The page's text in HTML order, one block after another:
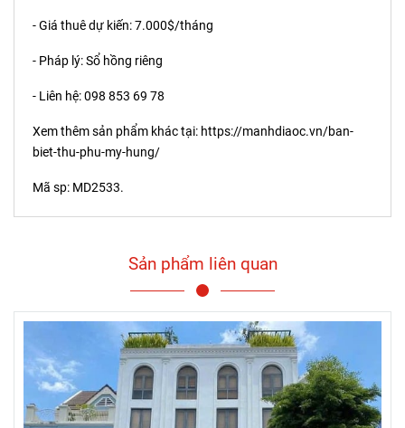
- Giá thuê dự kiến: 7.000$/tháng
- Pháp lý: Sổ hồng riêng
- Liên hệ: 098 853 69 78
Xem thêm sản phẩm khác tại: https://manhdiaoc.vn/ban-
biet-thu-phu-my-hung/
Mã sp: MD2533.
Sản phẩm liên quan